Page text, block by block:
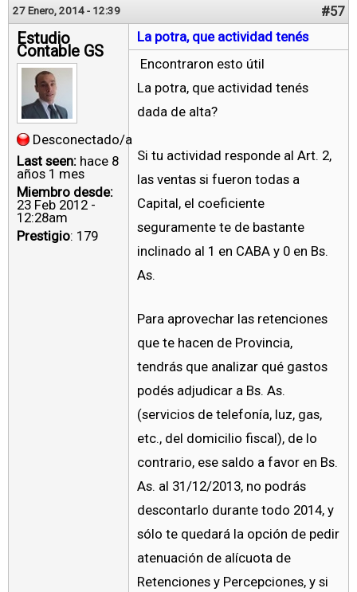
27 Enero, 2014 - 12:39 #57
Estudio
Contable GS
Desconectado/a
Last seen: hace 8
años 1 mes
Miembro desde:
23 Feb 2012 -
12:28am
Prestigio: 179
La potra, que actividad tenés
Encontraron esto útil
La potra, que actividad tenés
dada de alta?
Si tu actividad responde al Art. 2,
las ventas si fueron todas a
Capital, el coeficiente
seguramente te de bastante
inclinado al 1 en CABA y 0 en Bs.
As.
Para aprovechar las retenciones
que te hacen de Provincia,
tendrás que analizar qué gastos
podés adjudicar a Bs. As.
(servicios de telefonía, luz, gas,
etc., del domicilio fiscal), de lo
contrario, ese saldo a favor en Bs.
As. al 31/12/2013, no podrás
descontarlo durante todo 2014, y
sólo te quedará la opción de pedir
atenuación de alícuota de
Retenciones y Percepciones, y si